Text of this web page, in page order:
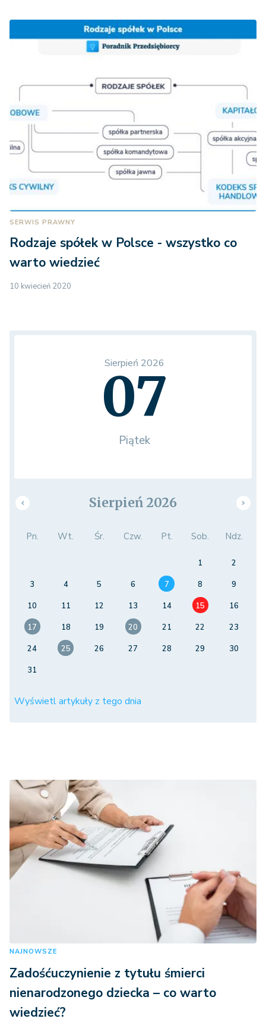
SERWIS PRAWNY
Rodzaje spółek w Polsce - wszystko co
warto wiedzieć
10 kwiecień 2020
Sierpień 2026
07
Piątek
Sierpień 2026
Pn. Wt. Śr. Czw. Pt. Sob. Ndz.
1
2
3
4 5 6 7 8
9
10
11 12 13 14 15
16
17
18 19 20 21 22
23
24
25 26 27 28 29
30
31
Wyświetl artykuły z tego dnia
NAJNOWSZE
Zadośćuczynienie z tytułu śmierci
nienarodzonego dziecka – co warto
wiedzieć?